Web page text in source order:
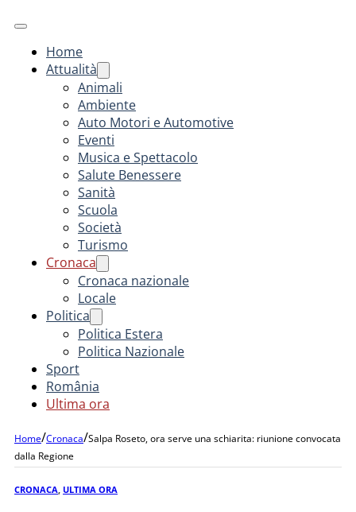
Home
Attualità
Animali
Ambiente
Auto Motori e Automotive
Eventi
Musica e Spettacolo
Salute Benessere
Sanità
Scuola
Società
Turismo
Cronaca
Cronaca nazionale
Locale
Politica
Politica Estera
Politica Nazionale
Sport
România
Ultima ora
Home/Cronaca/Salpa Roseto, ora serve una schiarita: riunione convocata
dalla Regione
CRONACA ULTIMA ORA